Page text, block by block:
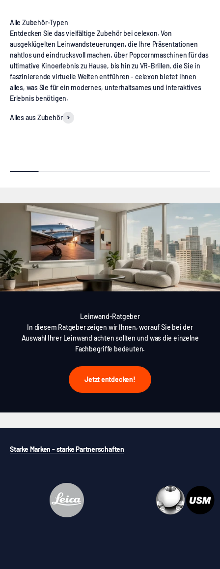
Entdecken Sie das vielfältige Zubehör bei celexon. Von
ausgeklügelten Leinwandsteuerungen, die Ihre Präsentationen
nahtlos und eindrucksvoll machen, über Popcornmaschinen für das
ultimative Kinoerlebnis zu Hause, bis hin zu VR-Brillen, die Sie in
faszinierende virtuelle Welten entführen - celexon bietet Ihnen
alles, was Sie für ein modernes, unterhaltsames und interaktives
Erlebnis benötigen.
Alles aus Zubehör
Leinwand-Ratgeber
In diesem Ratgeber zeigen wir Ihnen, worauf Sie bei der
Auswahl Ihrer Leinwand achten sollten und was die einzelne
Fachbegriffe bedeuten.
Jetzt entdecken!
Starke Marken - starke Partnerschaften